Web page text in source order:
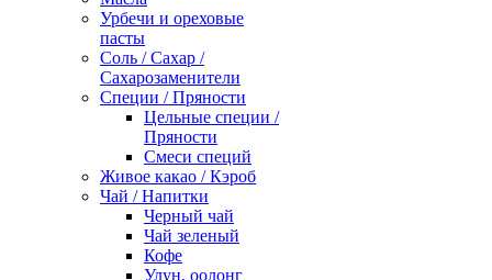
Урбечи и ореховые
пасты
Соль / Сахар /
Сахарозаменители
Специи / Пряности
Цельные специи /
Пряности
Смеси специй
Живое какао / Кэроб
Чай / Напитки
Черный чай
Чай зеленый
Кофе
Улун, оолонг